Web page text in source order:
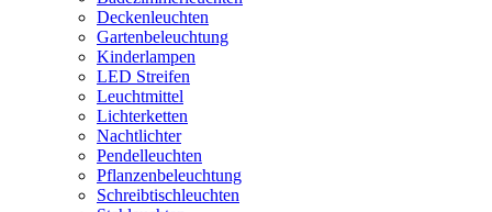
Deckenleuchten
Gartenbeleuchtung
Kinderlampen
LED Streifen
Leuchtmittel
Lichterketten
Nachtlichter
Pendelleuchten
Pflanzenbeleuchtung
Schreibtischleuchten